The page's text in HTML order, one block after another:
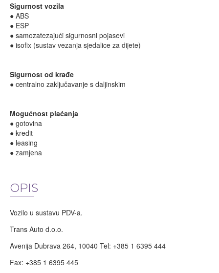
Sigurnost vozila
● ABS
● ESP
● samozatezajući sigurnosni pojasevi
● isofix (sustav vezanja sjedalice za dijete)
Sigurnost od krađe
● centralno zaključavanje s daljinskim
Mogućnost plaćanja
● gotovina
● kredit
● leasing
● zamjena
OPIS
Vozilo u sustavu PDV-a.
Trans Auto d.o.o.
Avenija Dubrava 264, 10040 Tel: +385 1 6395 444
Fax: +385 1 6395 445